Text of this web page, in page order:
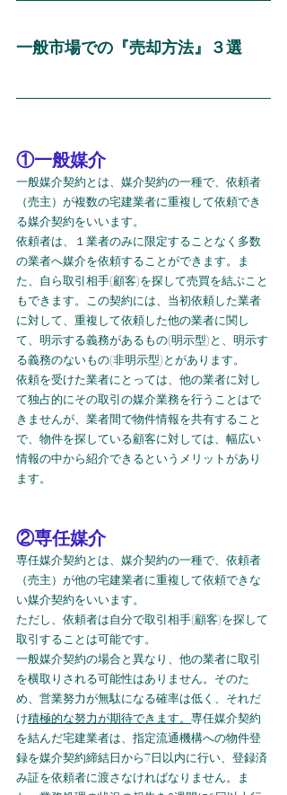
一般市場での『売却方法』３選
①一般媒介
一般媒介契約とは、媒介契約の一種で、依頼者
（売主）が複数の宅建業者に重複して依頼でき
る媒介契約をいいます。
依頼者は、１業者のみに限定することなく多数
の業者へ媒介を依頼することができます。ま
た、自ら取引相手(顧客)を探して売買を結ぶこと
もできます。この契約には、当初依頼した業者
に対して、重複して依頼した他の業者に関し
て、明示する義務があるもの(明示型)と、明示す
る義務のないもの(非明示型)とがあります。
依頼を受けた業者にとっては、他の業者に対し
て独占的にその取引の媒介業務を行うことはで
きませんが、業者間で物件情報を共有すること
で、物件を探している顧客に対しては、幅広い
情報の中から紹介できるというメリットがあり
ます。
②専任媒介
専任媒介契約とは、媒介契約の一種で、依頼者
（売主）が他の宅建業者に重複して依頼できな
い媒介契約をいいます。
ただし、依頼者は自分で取引相手(顧客)を探して
取引することは可能です。
一般媒介契約の場合と異なり、他の業者に取引
を横取りされる可能性はありません。そのた
め、営業努力が無駄になる確率は低く、それだ
け積極的な努力が期待できます。 専任媒介契約
を結んだ宅建業者は、指定流通機構への物件登
録を媒介契約締結日から7日以内に行い、登録済
み証を依頼者に渡さなければなりません。ま